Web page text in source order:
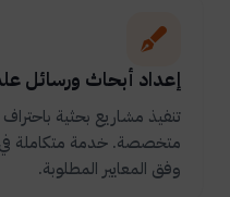
إعداد أبحاث ورسائل
تنفيذ مشاريع بحثية
متخصصة. خدمة متكاملة
وفق المعايير المطلوبة.